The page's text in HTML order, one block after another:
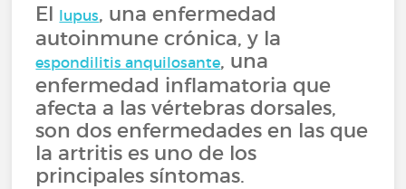
El lupus, una enfermedad
autoinmune crónica, y la
espondilitis anquilosante, una
enfermedad inflamatoria que
afecta a las vértebras dorsales,
son dos enfermedades en las que
la artritis es uno de los
principales síntomas.